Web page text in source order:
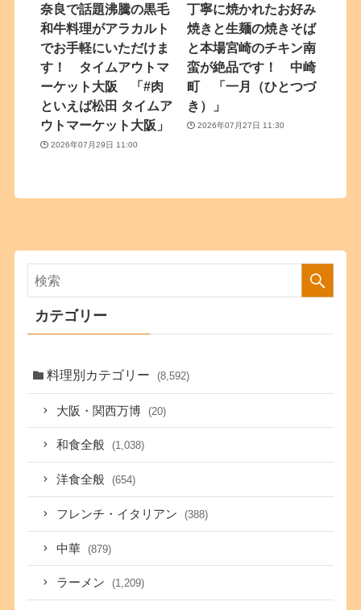
奈良で話題沸騰の黒毛
和牛料理がアラカルト
でお手軽にいただけま
す！ タイムアウトマ
ーケット大阪 「#肉
といえば松田 タイムア
ウトマーケット大阪」
2026年07月29日 11:00
丁寧に焼かれたお好み
焼きと生麺の焼きそば
と本場宮崎のチキン南
蛮が絶品です！ 中崎
町 「一月（ひとつづ
き）」
2026年07月27日 11:30
カテゴリー
料理別カテゴリー (8,592)
大阪・関西万博 (20)
和食全般 (1,038)
洋食全般 (654)
フレンチ・イタリアン (388)
中華 (879)
ラーメン (1,209)